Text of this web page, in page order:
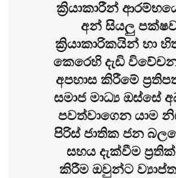
ක්‍රියාකාරීන්
අන් සියලු
ක්‍රියාකාරිකයින් හා
කෙරෙහි දැඩි
අපහාස කිරීමේ
සමාජ මාධ්‍ය ඔස්සේ
පවත්වාගෙන යාම
පිරිස් ජාතික ජන
සහය දැක්වීම
කිරීම ඔවුන්ට